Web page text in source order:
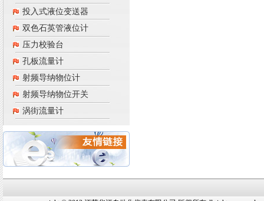
投入式液位变送器
双色石英管液位计
压力校验台
孔板流量计
射频导纳物位计
射频导纳物位开关
涡街流量计